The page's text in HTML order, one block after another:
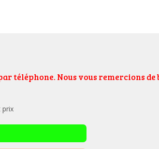
téléphone. Nous vous remercions
prix